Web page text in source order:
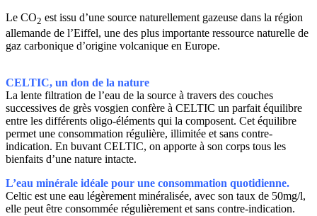
Le CO2 est issu d’une source naturellement gazeuse dans la région
allemande de l’Eiffel, une des plus importante ressource naturelle de
gaz carbonique d’origine volcanique en Europe.
CELTIC, un don de la nature
La lente filtration de l’eau de la source à travers des couches
successives de grès vosgien confère à CELTIC un parfait équilibre
entre les différents oligo-éléments qui la composent. Cet équilibre
permet une consommation régulière, illimitée et sans contre-
indication. En buvant CELTIC, on apporte à son corps tous les
bienfaits d’une nature intacte.
L’eau minérale idéale pour une consommation quotidienne.
Celtic est une eau légèrement minéralisée, avec son taux de 50mg/l,
elle peut être consommée régulièrement et sans contre-indication.